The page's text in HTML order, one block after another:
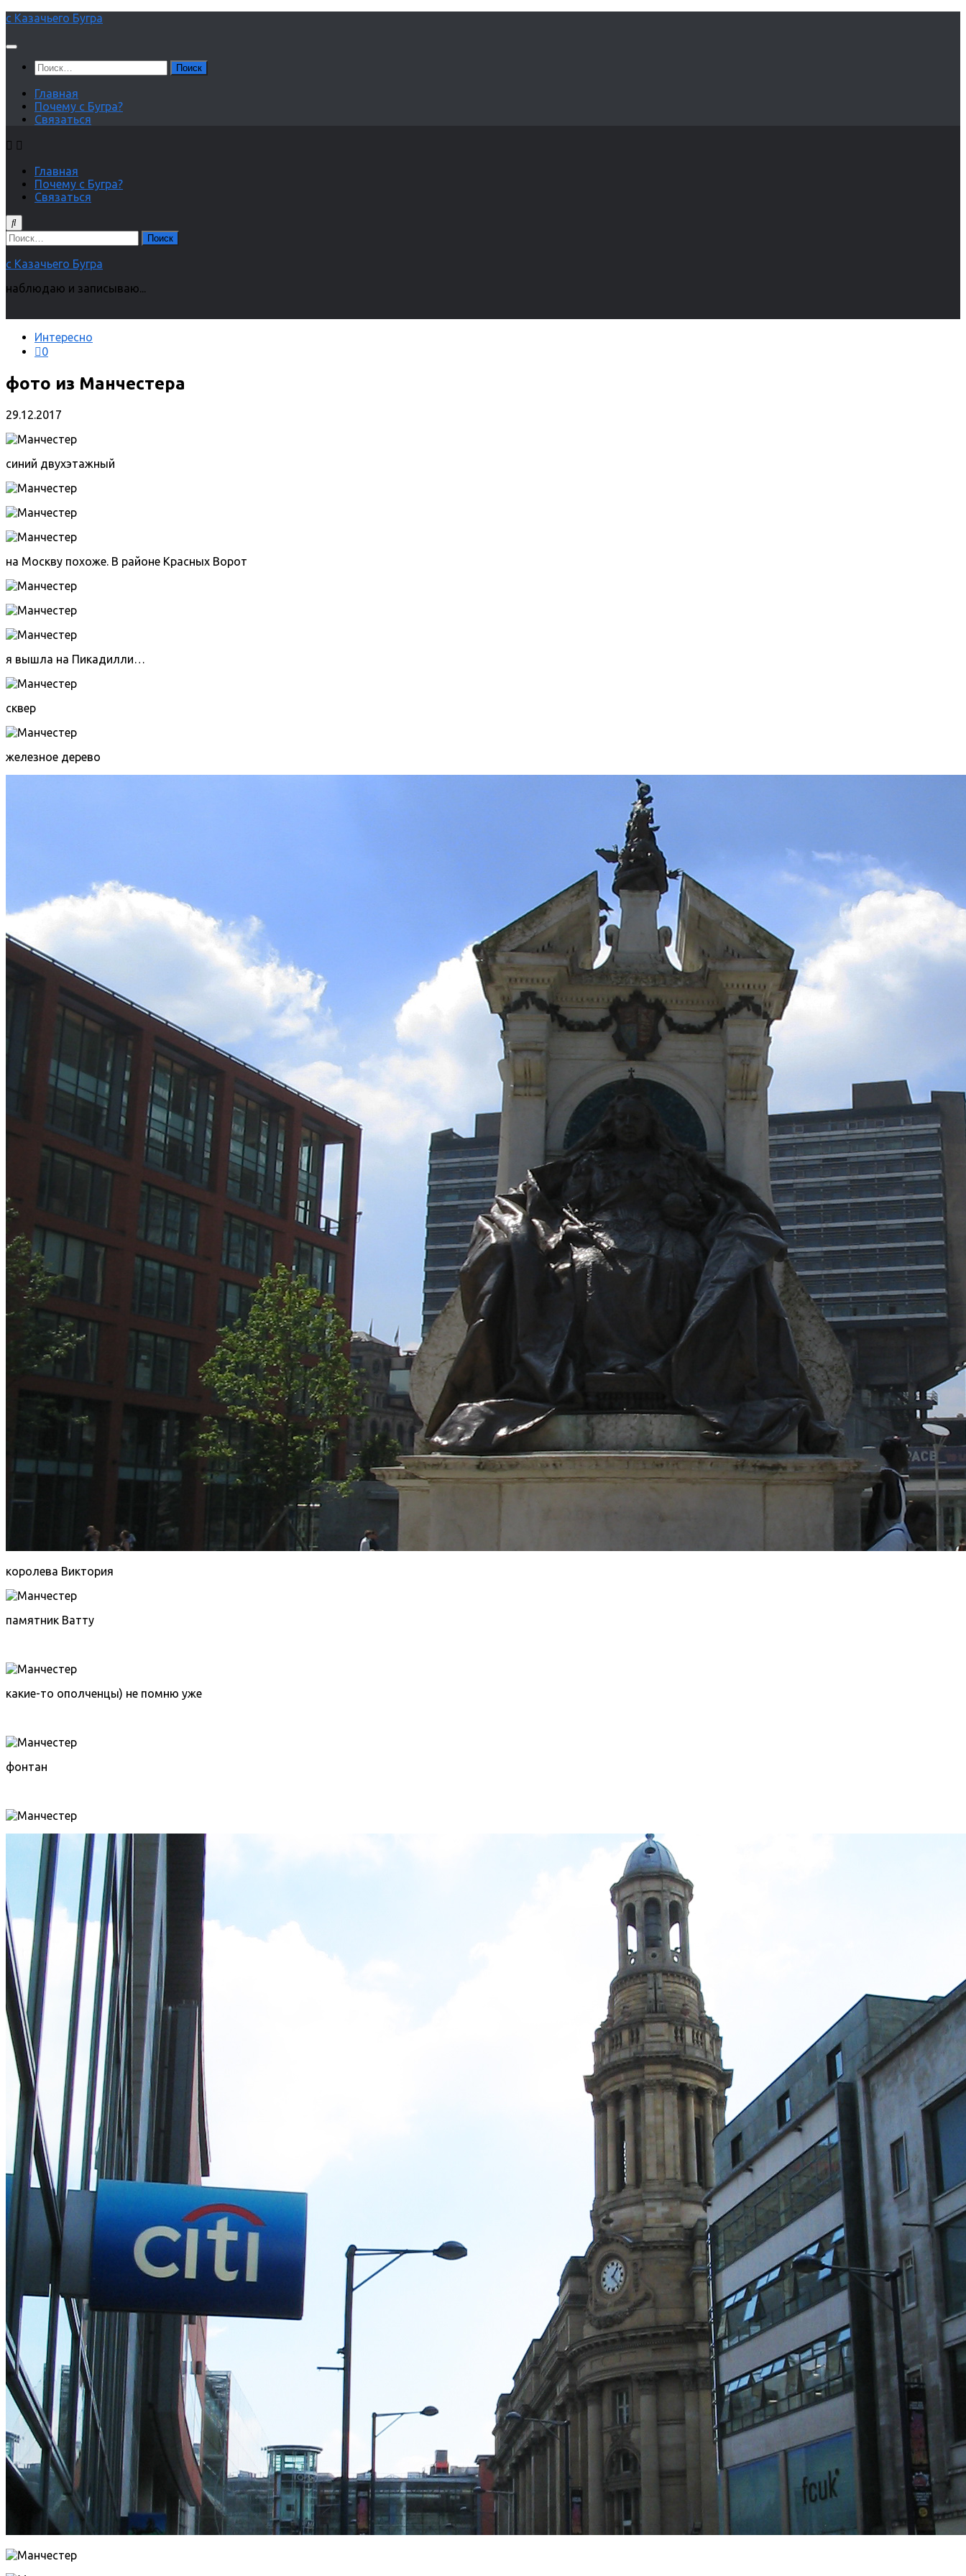
Перейти
содержимому
с Казачьего Бугра
Найти:
Главная
Почему с Бугра?
Связаться
Главная
Почему с Бугра?
Связаться
Найти:
с Казачьего Бугра
наблюдаю и записываю...
Интересно
0
фото из Манчестера
29.12.2017
синий двухэтажный
на Москву похоже. В районе Красных Ворот
я вышла на Пикадилли…
сквер
железное дерево
королева Виктория
памятник Ватту
какие-то ополченцы) не помню уже
фонтан